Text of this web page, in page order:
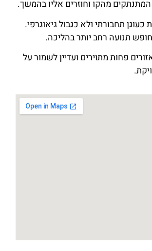
מהקו וחוזרים אליו בהמשך.
תחבורתי ולא כגבול גיאוגרפי.
תנועה רחב יותר בהליכה.
פחות מתוירים ועדיין לשמור על